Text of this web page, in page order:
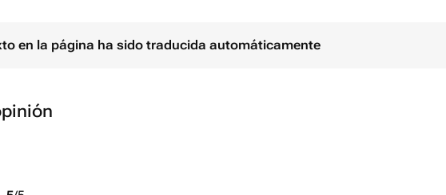
en la página ha sido traducida automáticamente